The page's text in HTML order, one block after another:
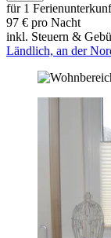
für 1
97 € pro Nacht
inkl. Steuern &
Ländlich, an der